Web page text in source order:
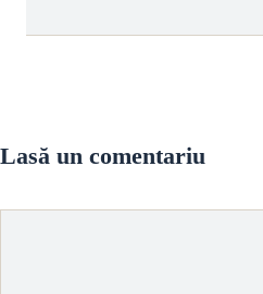
Lasă un comentariu